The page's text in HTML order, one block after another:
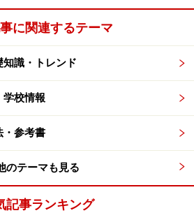
に関連するテーマ
識・トレンド
学校情報
・参考書
のテーマも見る
記事ランキング